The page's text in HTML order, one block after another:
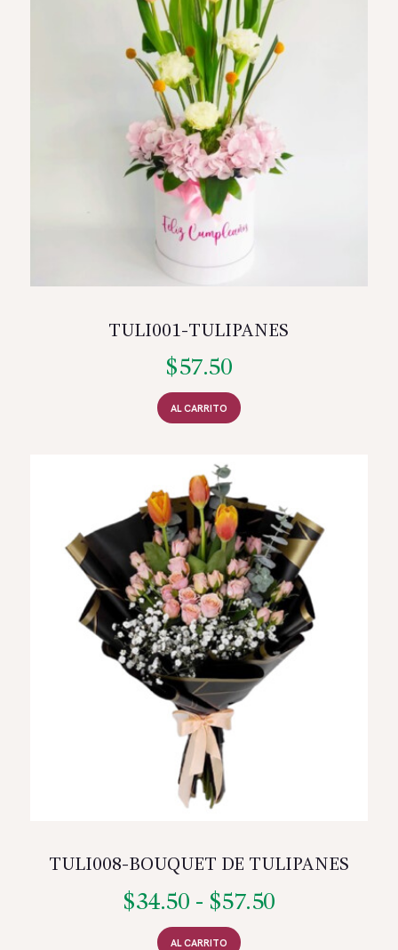
TULI001-TULIPANES
$57.50
AL CARRITO
TULI008-BOUQUET DE TULIPANES
$34.50 - $57.50
AL CARRITO
producto